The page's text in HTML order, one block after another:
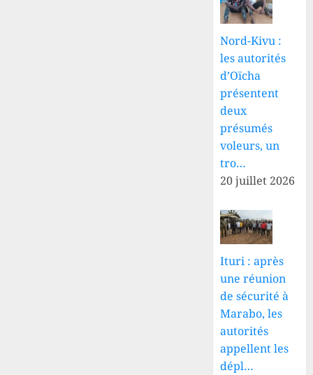
Nord-Kivu :
les autorités
d’Oïcha
présentent
deux
présumés
voleurs, un
tro…
20 juillet 2026
Ituri : après
une réunion
de sécurité à
Marabo, les
autorités
appellent les
dépl…